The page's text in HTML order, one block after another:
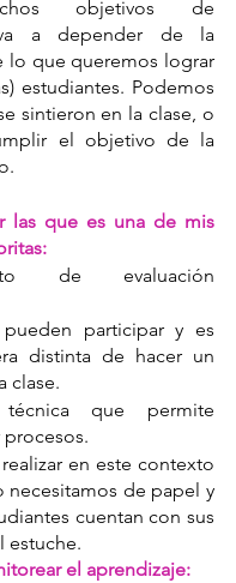
objetivos de
va a depender de la
lo que queremos lograr
estudiantes. Podemos
sintieron en la clase, o
el objetivo de la
las que es una de mis
de evaluación
pueden participar y es
distinta de hacer un
clase.
que permite
en este contexto
necesitamos de papel y
cuentan con sus
estuche.
el aprendizaje: